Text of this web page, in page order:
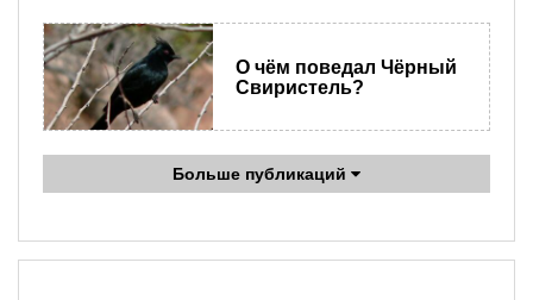
О чём поведал Чёрный
Свиристель?
Больше публикаций